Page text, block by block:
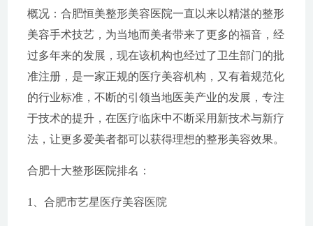
概况：合肥恒美整形美容医院一直以来以精湛的整形
美容手术技艺，为当地而美者带来了更多的福音，经
过多年来的发展，现在该机构也经过了卫生部门的批
准注册，是一家正规的医疗美容机构，又有着规范化
的行业标准，不断的引领当地医美产业的发展，专注
于技术的提升，在医疗临床中不断采用新技术与新疗
法，让更多爱美者都可以获得理想的整形美容效果。
合肥十大整形医院排名：
1、合肥市艺星医疗美容医院